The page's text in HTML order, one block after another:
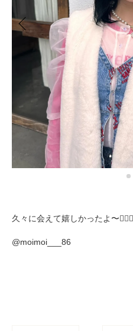
久々に会えて嬉しかったよ〜🧚🏻‍♀️
@moimoi___86